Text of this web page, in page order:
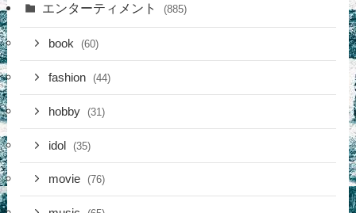
エンターティメント (885)
book (60)
fashion (44)
hobby (31)
idol (35)
movie (76)